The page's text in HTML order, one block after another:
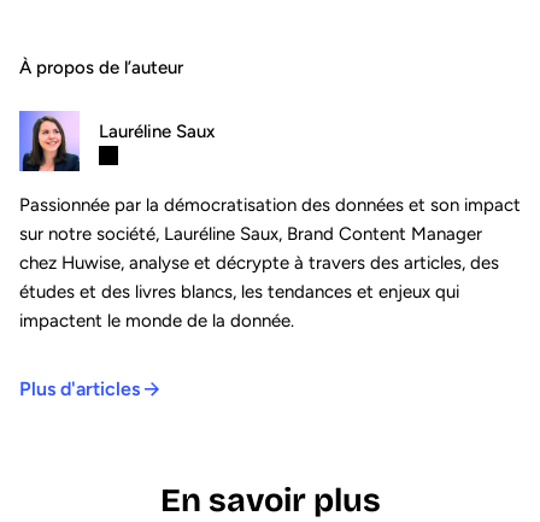
À propos de l’auteur
Lauréline Saux
Passionnée par la démocratisation des données et son impact
sur notre société, Lauréline Saux, Brand Content Manager
chez Huwise, analyse et décrypte à travers des articles, des
études et des livres blancs, les tendances et enjeux qui
impactent le monde de la donnée.
Plus d'articles
En savoir plus